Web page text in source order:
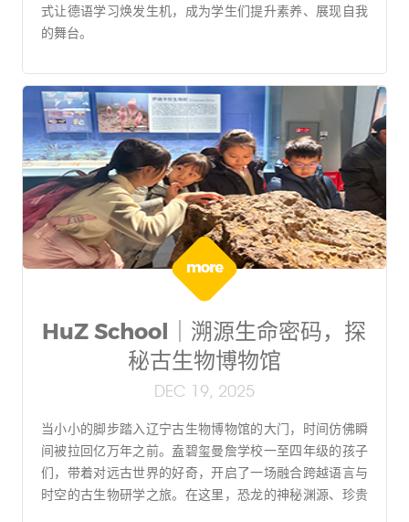
式让德语学习焕发生机，成为学生们提升素养、展现自我
的舞台。
HuZ School｜溯源生命密码，探
秘古生物博物馆
DEC 19, 2025
当小小的脚步踏入辽宁古生物博物馆的大门，时间仿佛瞬
间被拉回亿万年之前。盍碧玺曼詹学校一至四年级的孩子
们，带着对远古世界的好奇，开启了一场融合跨越语言与
时空的古生物研学之旅。在这里，恐龙的神秘渊源、珍贵